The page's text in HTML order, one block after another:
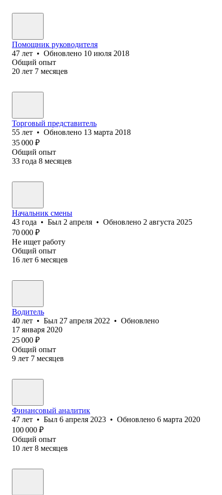
Помощник руководителя
47 лет • Обновлено 10 июля 2018
Общий опыт
20 лет 7 месяцев
Торговый представитель
55 лет • Обновлено 13 марта 2018
35 000 ₽
Общий опыт
33 года 8 месяцев
Начальник смены
43 года • Был 2 апреля • Обновлено 2 августа 2025
70 000 ₽
Не ищет работу
Общий опыт
16 лет 6 месяцев
Водитель
40 лет • Был 27 апреля 2022 • Обновлено
17 января 2020
25 000 ₽
Общий опыт
9 лет 7 месяцев
Финансовый аналитик
47 лет • Был 6 апреля 2023 • Обновлено 6 марта 2020
100 000 ₽
Общий опыт
10 лет 8 месяцев